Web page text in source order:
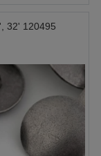
32' 120495